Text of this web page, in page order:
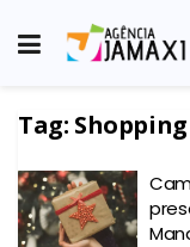
Tag: Shopping